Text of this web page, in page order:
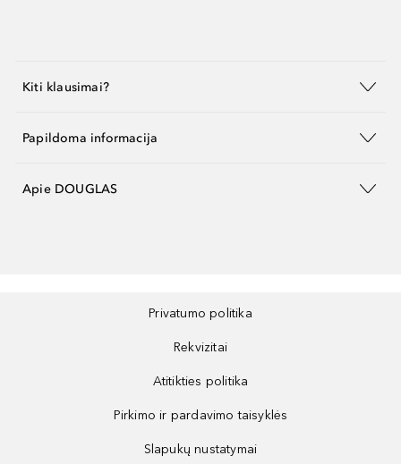
Kiti klausimai?
Papildoma informacija
Apie DOUGLAS
Privatumo politika
Rekvizitai
Atitikties politika
Pirkimo ir pardavimo taisyklės
Slapukų nustatymai